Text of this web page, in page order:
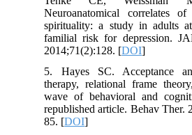
Neuroanatomical correlates
spirituality: a study in adults
familial risk for depression.
2014;71(2):128. [DOI
5. Hayes SC. Acceptance
therapy, relational frame
wave of behavioral and
republished article. Behav
85. [DOI